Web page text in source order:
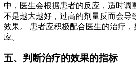
中，医生会根据患者的反应，适时调
不是越大越好，过高的剂量反而会导
效果。 患者应积极配合医生的治疗
应。
五、判断治疗的效果的指标